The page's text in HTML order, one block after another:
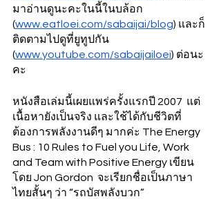
มาอ่านดูนะคะในนี้ในบล้อก
(www.eatloei.com/sabaijai/blog) และก็
ติดตามไปดูที่ยูทูปกัน
(www.youtube.com/sabaijailoei) ต่อนะ
คะ
หนังสือเล่มนี้เผยแพร่ครั้งแรกปี 2007  แต่
เนื้อหายังเป็นจริง และใช้ได้กับชีวิตที่
ต้องการพลังงานดีๆ มากค่ะ The Energy
Bus : 10 Rules to Fuel you Life, Work
and Team with Positive Energy เขียน
โดย Jon Gordon  จะเรียกชื่อเป็นภาษา
ไทยสั้นๆ ว่า “รถบัสพลังบวก”